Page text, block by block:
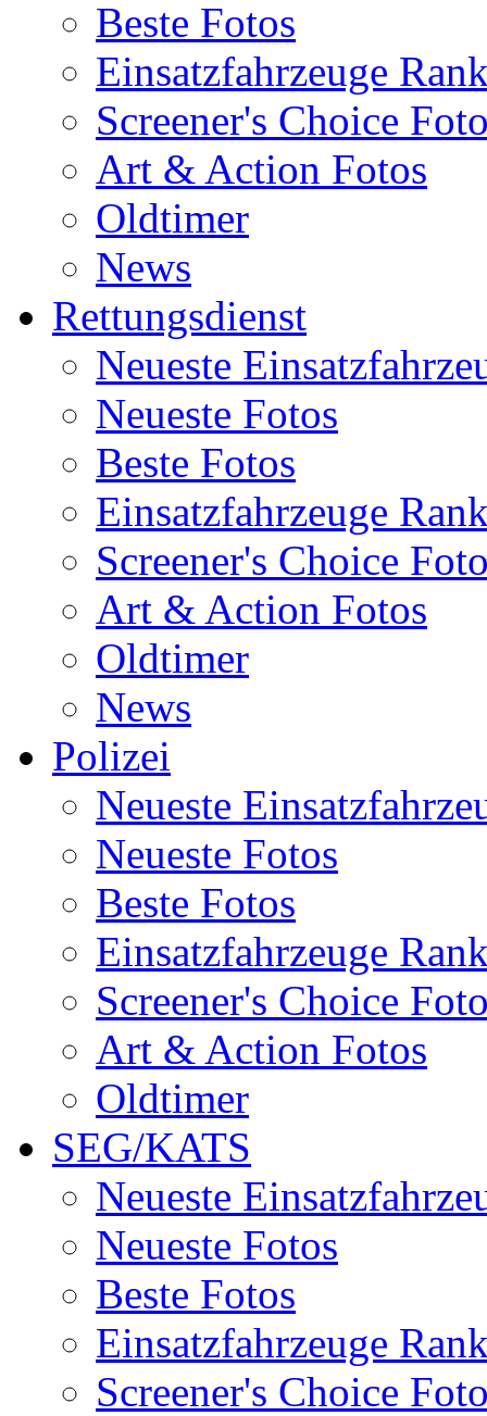
Beste Fotos
Einsatzfahrzeuge
Screener's Choice
Art & Action Fotos
Oldtimer
News
Rettungsdienst
Neueste
Neueste Fotos
Beste Fotos
Einsatzfahrzeuge
Screener's Choice
Art & Action Fotos
Oldtimer
News
Polizei
Neueste
Neueste Fotos
Beste Fotos
Einsatzfahrzeuge
Screener's Choice
Art & Action Fotos
Oldtimer
SEG/KATS
Neueste
Neueste Fotos
Beste Fotos
Einsatzfahrzeuge
Screener's Choice